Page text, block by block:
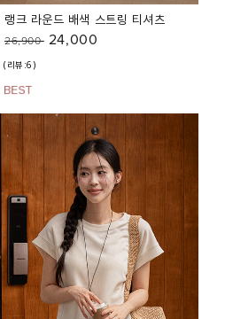
랭크 라운드 배색 스트링 티셔츠
26,900 24,000
(리뷰:6)